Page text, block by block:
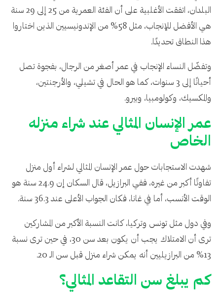
البلدان، اتفقت الأغلبية على أن الفئة العمرية من 25 إلى 29 سنة
هي الأفضل للإنجاب، مثل 58% من الإندونيسيين الذين اختاروا
هذا النطاق تحديدًا.
وتفضّل النساء الإنجاب في عمر أصغر من الرجال، بفجوة تصل
أحيانًا إلى 3 سنوات، كما هو الحال في تشيلي، والأرجنتين،
والمكسيك، وكولومبيا، وبيرو.
عمر الإنسان المثالي عند شراء منزله
الخاص
شهدت الاستجابات حول عمر الإنسان المثالي لشراء أول منزل
تفاوتًا أكبر من غيره، ففي البرازيل، قال السكان إن 24.9 سنة هو
الوقت الأنسب، أما في غانا، فكان الجواب الأعلى عند 36.3 سنة.
وفي دول مثل تونس وتركيا، كانت النسبة الأكبر من المشاركين
ترى أن الامتلاك يجب أن يكون بعد سن 30، في حين ترى نسبة
13% من البرازيليين أنه يمكن شراء منزل قبل سن الـ 20.
كم يبلغ سن التقاعد المثالي؟